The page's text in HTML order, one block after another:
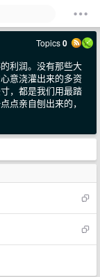
Topics0
利润。没有那些大
意浇灌出来的多资
，都是我们用最踏
点亲自刨出来的，